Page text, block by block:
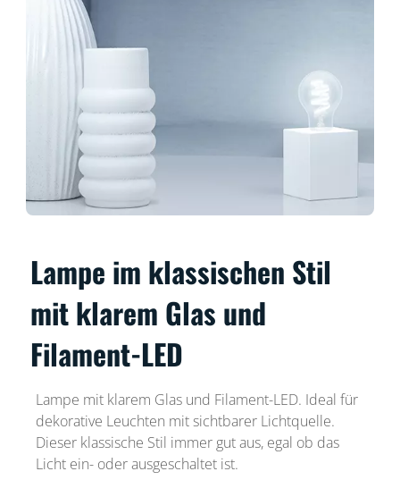
Lampe im klassischen Stil
mit klarem Glas und
Filament-LED
Lampe mit klarem Glas und Filament-LED. Ideal für
dekorative Leuchten mit sichtbarer Lichtquelle.
Dieser klassische Stil immer gut aus, egal ob das
Licht ein- oder ausgeschaltet ist.